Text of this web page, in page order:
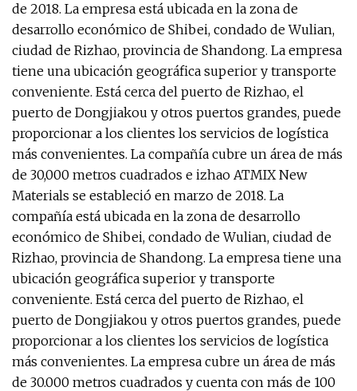
de 2018. La empresa está ubicada en la zona de
desarrollo económico de Shibei, condado de Wulian,
ciudad de Rizhao, provincia de Shandong. La empresa
tiene una ubicación geográfica superior y transporte
conveniente. Está cerca del puerto de Rizhao, el
puerto de Dongjiakou y otros puertos grandes, puede
proporcionar a los clientes los servicios de logística
más convenientes. La compañía cubre un área de más
de 30,000 metros cuadrados e izhao ATMIX New
Materials se estableció en marzo de 2018. La
compañía está ubicada en la zona de desarrollo
económico de Shibei, condado de Wulian, ciudad de
Rizhao, provincia de Shandong. La empresa tiene una
ubicación geográfica superior y transporte
conveniente. Está cerca del puerto de Rizhao, el
puerto de Dongjiakou y otros puertos grandes, puede
proporcionar a los clientes los servicios de logística
más convenientes. La empresa cubre un área de más
de 30.000 metros cuadrados y cuenta con más de 100